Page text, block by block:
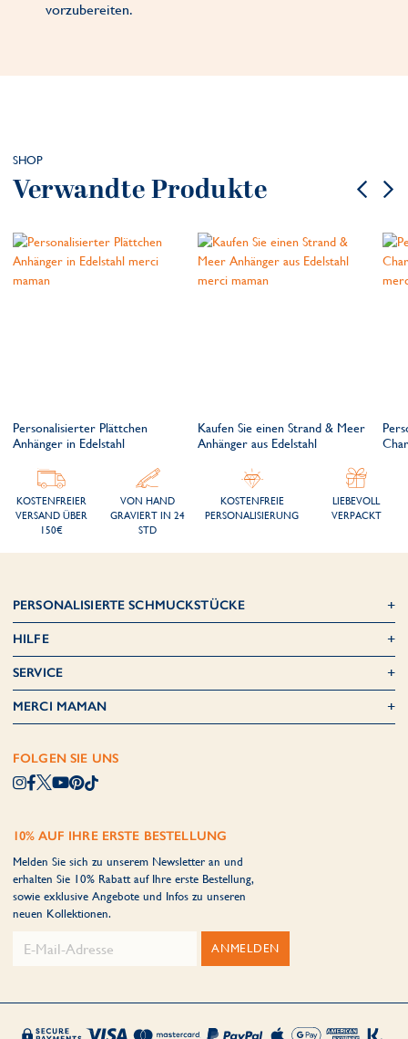
vorzubereiten.
SHOP
Verwandte Produkte
Personalisierter Plättchen
Anhänger in Edelstahl
Kaufen Sie einen Strand & Meer
Anhänger aus Edelstahl
KOSTENFREIER
VERSAND ÜBER
150€
VON HAND
GRAVIERT IN 24
STD
KOSTENFREIE
PERSONALISIERUNG
LIEBEVOLL
VERPACKT
PERSONALISIERTE SCHMUCKSTÜCKE
HILFE
SERVICE
MERCI MAMAN
FOLGEN SIE UNS
10% AUF IHRE ERSTE BESTELLUNG
Melden Sie sich zu unserem Newsletter an und
erhalten Sie 10% Rabatt auf Ihre erste Bestellung,
sowie exklusive Angebote und Infos zu unseren
neuen Kollektionen.
ANMELDEN